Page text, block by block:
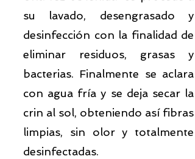
su lavado, desengrasado y
desinfección con la finalidad de
eliminar residuos, grasas y
bacterias. Finalmente se aclara
con agua fría y se deja secar la
crin al sol, obteniendo así fibras
limpias, sin olor y totalmente
desinfectadas.